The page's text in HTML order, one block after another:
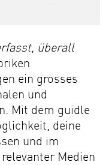
überall
ein grosses
und
Mit dem guidle
deine
und im
Medien